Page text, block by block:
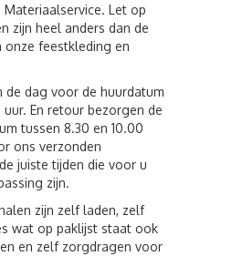
Let op
zijn heel anders dan de
onze feestkleding en
de dag voor de huurdatum
uur. En retour bezorgen de
tussen 8.30 en 10.00
ons verzonden
juiste tijden die voor u
zijn.
zijn zelf laden, zelf
wat op paklijst staat ook
en zelf zorgdragen voor